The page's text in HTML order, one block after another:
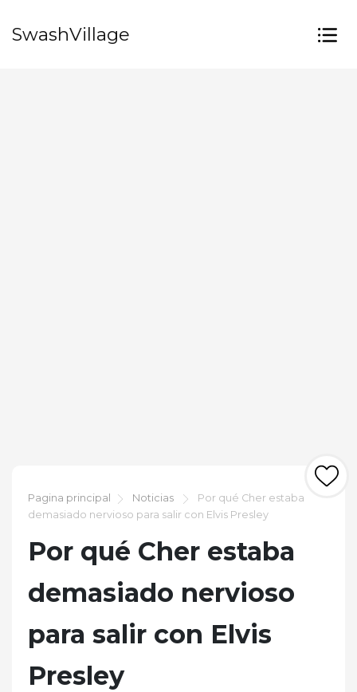
SwashVillage
Pagina principal Noticias
Por qué Cher estaba
demasiado nervioso para salir con Elvis Presley
Por qué Cher estaba
demasiado nervioso
para salir con Elvis
Presley